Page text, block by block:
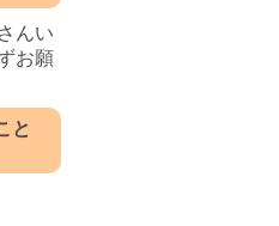
んい
お願
と